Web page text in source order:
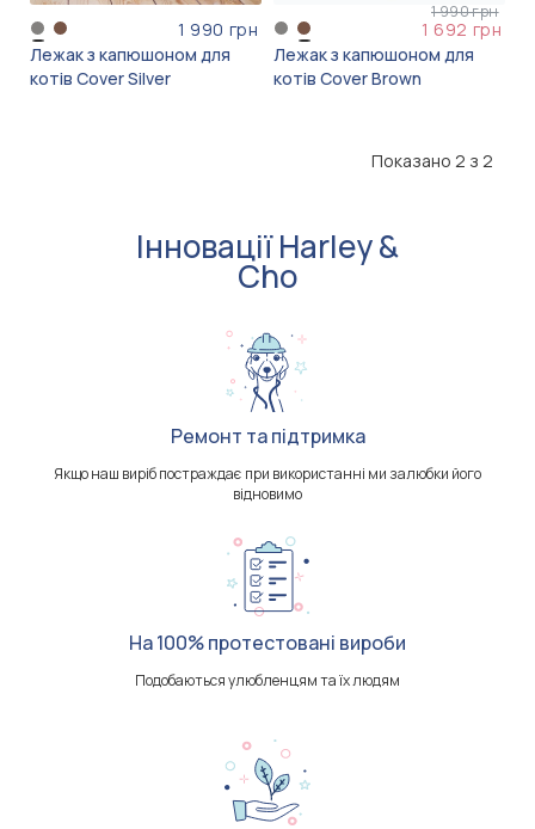
1 990 грн
Лежак з капюшоном для
котів Cover Silver
1 990 грн
1 692 грн
Лежак з капюшоном для
котів Cover Brown
Показано 2 з 2
Інновації Harley &
Cho
Ремонт та підтримка
Якщо наш виріб постраждає при використанні ми залюбки його
відновимо
На 100% протестовані вироби
Подобаються улюбленцям та їх людям